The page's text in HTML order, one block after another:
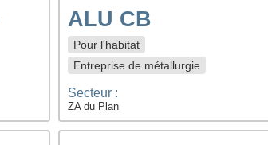
ALU CB
Pour l'habitat
Entreprise de métallurgie
Secteur :
ZA du Plan